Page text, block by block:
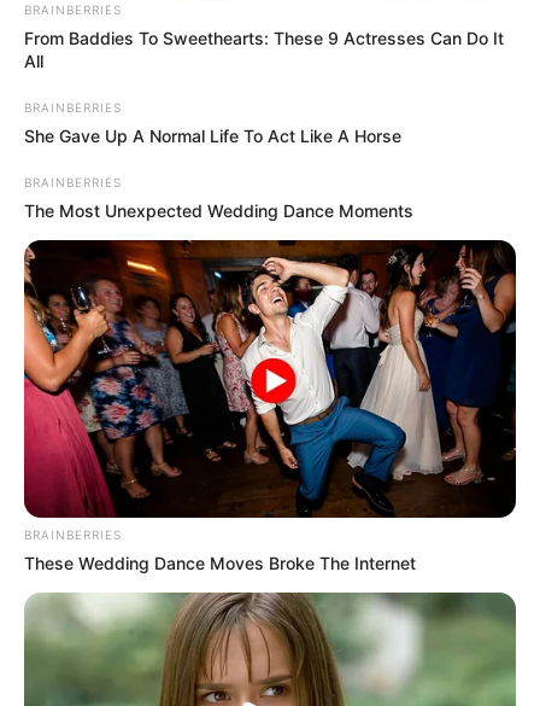
BRAINBERRIES
From Baddies To Sweethearts: These 9 Actresses Can Do It
All
BRAINBERRIES
She Gave Up A Normal Life To Act Like A Horse
BRAINBERRIES
The Most Unexpected Wedding Dance Moments
BRAINBERRIES
These Wedding Dance Moves Broke The Internet